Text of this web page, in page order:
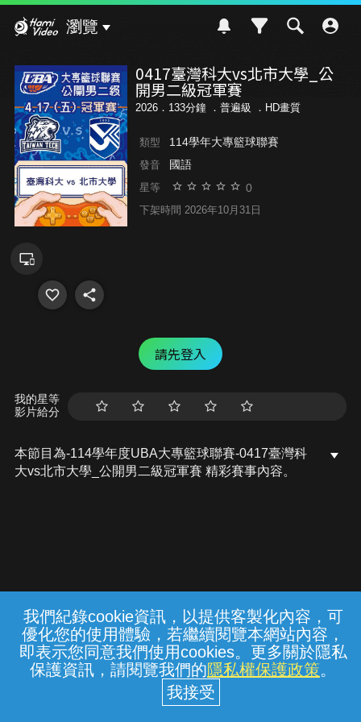
我們紀錄cookie資訊，以提供客製化內容，可
優化您的使用體驗，若繼續閱覽本網站內容，
即表示您同意我們使用cookies。更多關於隱私
保護資訊，請閱覽我們的隱私權保護政策。
瀏覽
0417臺灣科大vs北市大學_公
開男二級冠軍賽
2026．133分鐘 ． 普遍級 ．HD畫質
類型 114學年大專籃球聯賽
發音 國語
星等 0
下架時間 2026年10月31日
請先登入
我的星等
影片給分
本節目為-114學年度UBA大專籃球聯賽-0417臺灣科
大vs北市大學_公開男二級冠軍賽 精彩賽事內容。
常見問題 線上客服 服務條款 隱私權保護
中華電信股份有限公司個人家庭分公司
(統一編號：96979949) © 2026
{{notifyMsg}}